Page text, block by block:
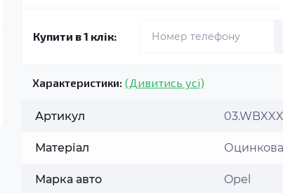
Купити в 1 клік:
Характеристики: (Дивитись усі)
Артикул
Матеріал
Марка авто Opel